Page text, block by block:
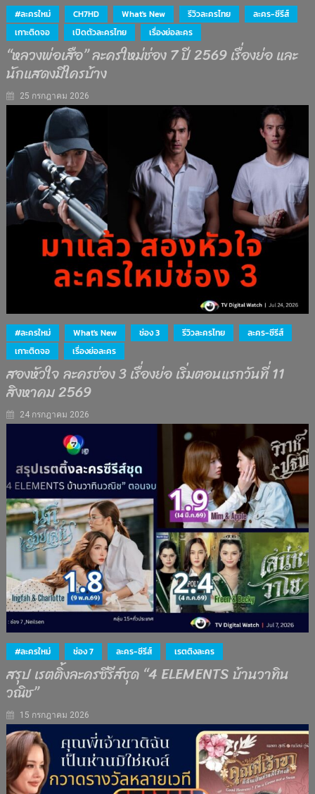
#ละครใหม่ CH7HD What's New รีวิวละครไทย
ละคร-ซีรีส์
เกาะติดจอ
เปิดตัวละครไทย เรื่องย่อละคร
“หลวงพ่อเสือ” ละครใหม่ช่อง 7 ปี 2569 เรื่องย่อ และ
นักแสดงมีใครบ้าง
25 กรกฎาคม 2026
#ละครใหม่ What's New ช่อง 3 รีวิวละครไทย
ละคร-ซีรีส์
เกาะติดจอ
เรื่องย่อละคร
สองหัวใจ ละครช่อง 3 เรื่องย่อ เริ่มตอนแรกวันที่ 11
สิงหาคม 2569
24 กรกฎาคม 2026
#ละครใหม่ ช่อง 7 ละคร-ซีรีส์ เรตติงละคร
สรุป เรตติ้งละครซีรีส์ชุด “4 ELEMENTS บ้านวาทิน
วณิช”
15 กรกฎาคม 2026